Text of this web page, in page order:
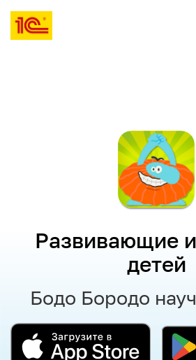
Развивающие
детей
Бодо Бородо